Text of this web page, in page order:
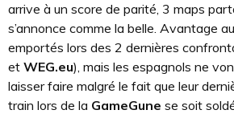
arrive à un score de parité, 3 maps
s’annonce comme la belle. Avantage
emportés lors des 2 dernières
et WEG.eu), mais les espagnols ne
laisser faire malgré le fait que leur
train lors de la GameGune se soit